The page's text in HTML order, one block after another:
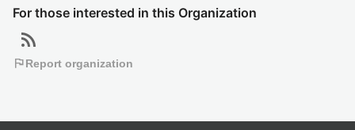
For those interested in this Organization
rss_feed
flagReport organization